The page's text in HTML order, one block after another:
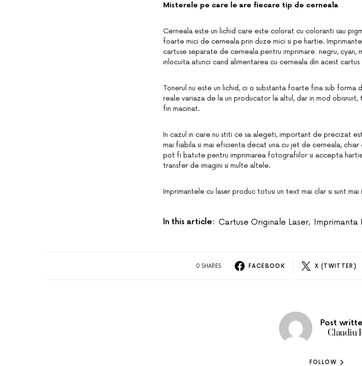
Misterele pe care le are fiecare tip de cerneala
Cerneala este un lichid care este colorat cu coloranti sau
foarte mici de cerneala prin duze mici si pe hartie.
cartuse separate de cerneala pentru imprimare: negru,
inlocuita atunci cand alimentarea cu cerneala din acest
Tonerul nu este un lichid, ci o substanta foarte fina sub
reale variaza de la un producator la altul, dar in mod
fin macinat.
In cazul in care nu stiti ce sa alegeti, important de precizat
mai fiabila si mai eficienta decat una cu jet de cerneala,
pot fi batute pentru imprimarea fotografiilor si accepta
transfer de imagini si multe altele.
Imprimantele cu laser produc totusi un text mai clar si sunt
In this article: Cartuse Originale Laser, Imprimanta
0 SHARES FACEBOOK X (TWITTER)
Post
Claudiu
FOLLOW